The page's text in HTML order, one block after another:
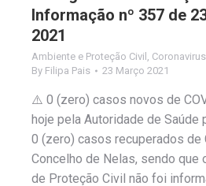
Informação nº 357 de
2021
Ambiente e Proteção Civil ,
By Filipa Pais 23 Março 2021
⚠️ 0 (zero) casos novos de
hoje pela Autoridade de
0 (zero) casos recuperados de
Concelho de Nelas, sendo que
de Proteção Civil não foi